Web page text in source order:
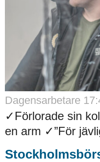
Dagensarbetare
✓Förlorade sin
en arm ✓”För